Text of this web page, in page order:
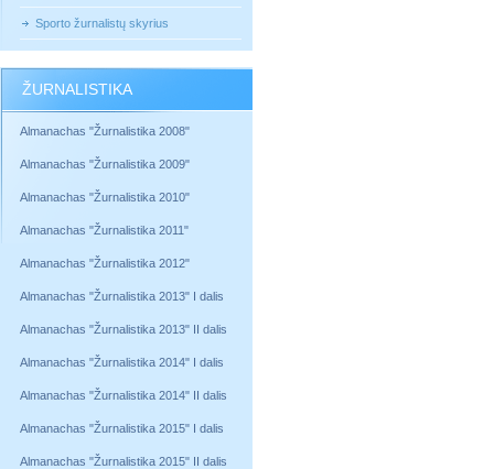
Sporto žurnalistų skyrius
ŽURNALISTIKA
Almanachas "Žurnalistika 2008"
Almanachas "Žurnalistika 2009"
Almanachas "Žurnalistika 2010"
Almanachas "Žurnalistika 2011"
Almanachas "Žurnalistika 2012"
Almanachas "Žurnalistika 2013" I dalis
Almanachas "Žurnalistika 2013" II dalis
Almanachas "Žurnalistika 2014" I dalis
Almanachas "Žurnalistika 2014" II dalis
Almanachas "Žurnalistika 2015" I dalis
Almanachas "Žurnalistika 2015" II dalis